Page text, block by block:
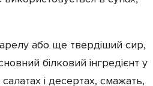
або ще твердіший сир,
білковий інгредієнт у
і десертах, смажать,